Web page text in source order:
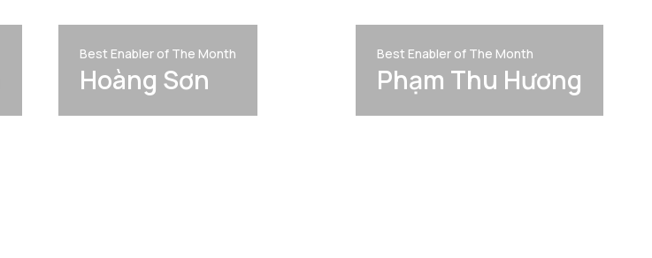
Best Enabler of The Month
Hoàng Sơn
Best Enabler of The Month
Phạm Thu Hương